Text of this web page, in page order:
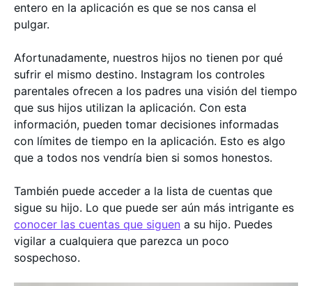
entero en la aplicación es que se nos cansa el
pulgar.
Afortunadamente, nuestros hijos no tienen por qué
sufrir el mismo destino. Instagram los controles
parentales ofrecen a los padres una visión del tiempo
que sus hijos utilizan la aplicación. Con esta
información, pueden tomar decisiones informadas
con límites de tiempo en la aplicación. Esto es algo
que a todos nos vendría bien si somos honestos.
También puede acceder a la lista de cuentas que
sigue su hijo. Lo que puede ser aún más intrigante es
conocer las cuentas que siguen a su hijo. Puedes
vigilar a cualquiera que parezca un poco
sospechoso.